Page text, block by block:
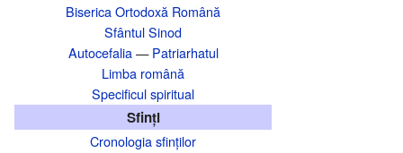
Biserica Ortodoxă Română
Sfântul Sinod
Autocefalia—Patriarhatul
Limba română
Specificul spiritual
Sfinți
Cronologia sfinților